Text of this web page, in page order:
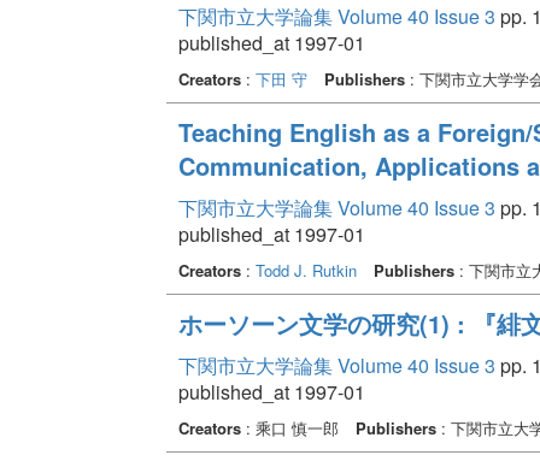
下関市立大学論集 Volume 40 Issue 3 pp.
published_at 1997-01
Creators: 下田 守 Publishers: 下関市立大学学
Teaching English as a
Communication, Applications
下関市立大学論集 Volume 40 Issue 3 pp.
published_at 1997-01
Creators: Todd J. Rutkin Publishers: 下関市立
ホーソーン文学の研究(1) : 『緋
下関市立大学論集 Volume 40 Issue 3 pp.
published_at 1997-01
Creators: 乘口 慎一郎 Publishers: 下関市立大